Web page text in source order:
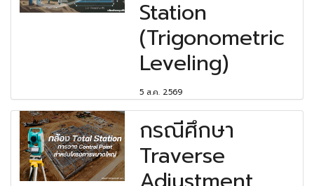
Station
(Trigonometric
Leveling)
5 ส.ค. 2569
กรณีศึกษา
Traverse